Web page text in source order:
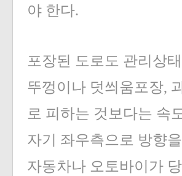
야 한다.
포장된 도로도 관리상
뚜껑이나 덧씌움포장,
로 피하는 것보다는 속
자기 좌우측으로 방향
자동차나 오토바이가